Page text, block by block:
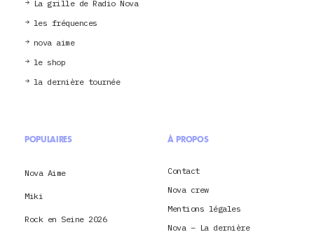
La grille de Radio Nova
les fréquences
nova aime
le shop
la dernière tournée
POPULAIRES
Nova Aime
Miki
Rock en Seine 2026
À PROPOS
Contact
Nova crew
Mentions légales
Nova – La dernière